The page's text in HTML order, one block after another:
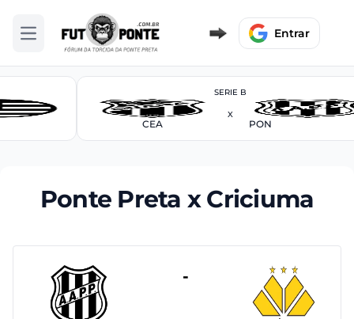
Abrir menu Entrar
SERIE B
CEA
X
PON
Ponte Preta x Criciuma
-